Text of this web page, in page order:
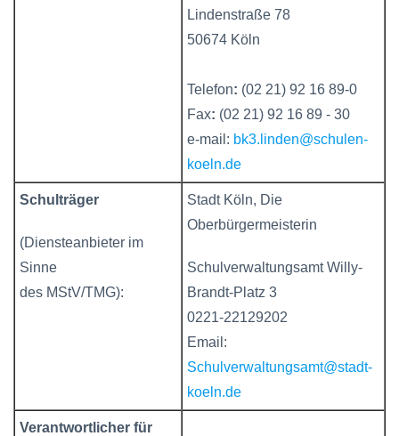
Lindenstraße 78
50674 Köln
Telefon: (02 21) 92 16 89-0
Fax: (02 21) 92 16 89 - 30
e-mail: bk3.linden@schulen-
koeln.de
Schulträger
(Diensteanbieter im
Sinne
des MStV/TMG):
Stadt Köln, Die
Oberbürgermeisterin
Schulverwaltungsamt Willy-
Brandt-Platz 3
0221-22129202
Email:
Schulverwaltungsamt@stadt-
koeln.de
Verantwortlicher für